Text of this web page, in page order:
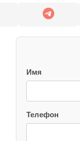
Имя
Телефон